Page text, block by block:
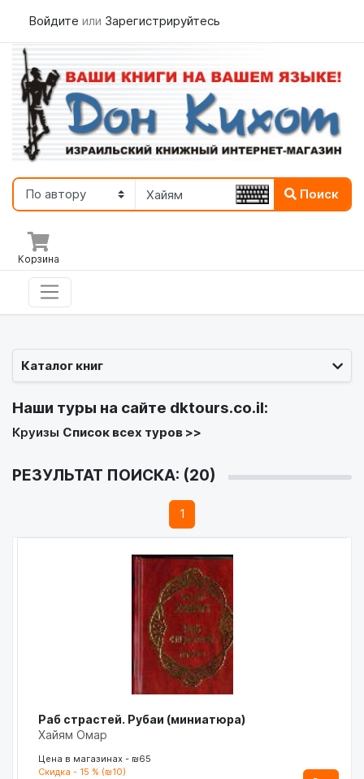
Войдите или Зарегистрируйтесь
Поиск
Корзина
Каталог книг
Наши туры на сайте dktours.co.il:
Круизы Список всех туров >>
РЕЗУЛЬТАТ ПОИСКА: (20)
1
Раб страстей. Рубаи (миниатюра)
Хайям Омар
Цена в магазинах - ₪65
Скидка - 15 % (₪10)